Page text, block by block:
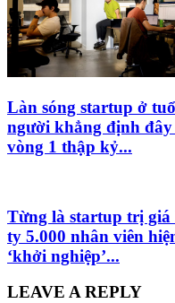
Làn sóng startup ở
người khẳng định
vòng 1 thập kỷ...
Từng là startup trị giá
ty 5.000 nhân viên
‘khởi nghiệp’...
LEAVE A REPLY